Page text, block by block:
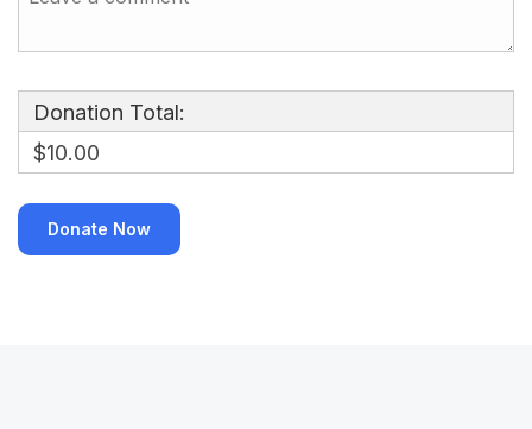
Donation Total:
$10.00